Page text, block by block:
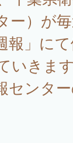
ー）が
報」に
いきます
センタ